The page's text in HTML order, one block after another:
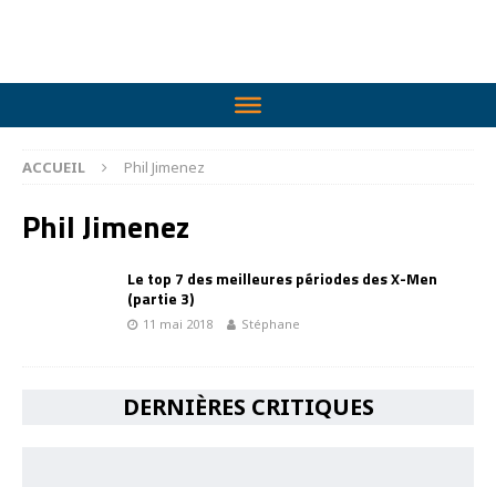
ACCUEIL Phil Jimenez
Phil Jimenez
Le top 7 des meilleures périodes des X-Men
(partie 3)
11 mai 2018 Stéphane
DERNIÈRES CRITIQUES